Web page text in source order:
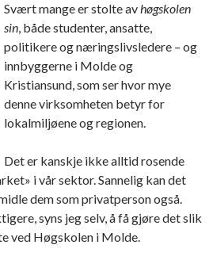
Svært mange er stolte avhøgskolen
sin, både studenter, ansatte,
politikere og næringslivsledere – og
innbyggerne i Molde og
Kristiansund, som ser hvor mye
denne virksomheten betyr for
lokalmiljøene og regionen.
Det er kanskje ikke alltid rosende
i vår sektor. Sannelig kan det
dem som privatperson også.
syns jeg selv, å få gjøre det slik
ved Høgskolen i Molde.